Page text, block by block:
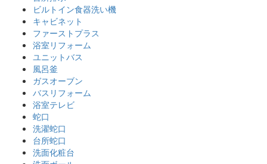
ビルトイン食器洗い機
キャビネット
ファーストプラス
浴室リフォーム
ユニットバス
風呂釜
ガスオーブン
バスリフォーム
浴室テレビ
蛇口
洗濯蛇口
台所蛇口
洗面化粧台